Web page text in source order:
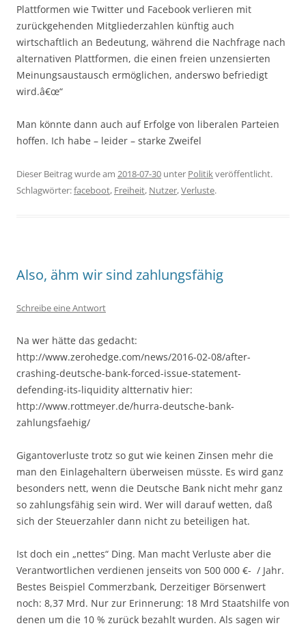
Plattformen wie Twitter und Facebook verlieren mit
zurückgehenden Mitgliederzahlen künftig auch
wirtschaftlich an Bedeutung, während die Nachfrage nach
alternativen Plattformen, die einen freien unzensierten
Meinungsaustausch ermöglichen, anderswo befriedigt
wird.â€œ“
Man könnte dann auch auf Erfolge von liberalen Parteien
hoffen. Ich habe – leider – starke Zweifel
Dieser Beitrag wurde am 2018-07-30 unter Politikveröffentlicht.
Schlagwörter:faceboot, Freiheit, Nutzer,Verluste.
Also, ähm wir sind zahlungsfähig
Schreibe eine Antwort
Na wer hätte das gedacht:
http://www.zerohedge.com/news/2016-02-08/after-
crashing-deutsche-bank-forced-issue-statement-
defending-its-liquidity altternativ hier:
http://www.rottmeyer.de/hurra-deutsche-bank-
zahlungsfaehig/
Gigantoverluste trotz so gut wie keinen Zinsen mehr die
man den Einlagehaltern überweisen müsste. Es wird ganz
besonders nett, wenn die Deutsche Bank nicht mehr ganz
so zahlungsfähig sein wird. Wer will darauf wetten, daß
sich der Steuerzahler dann nicht zu beteiligen hat.
Ist doch ein „nettes“ Ding. Man macht Verluste aber die
Verantwortlichen verdienen jenseits von 500 000 €- / Jahr.
Bestes Beispiel Commerzbank, Derzeitiger Börsenwert
noch: 8,37 Mrd. Nur zur Erinnerung: 18 Mrd Staatshilfe von
denen um die 10 % zurück bezahlt wurden. Als sagen wir